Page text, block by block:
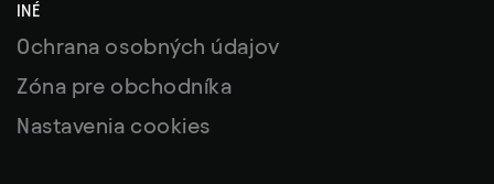
INÉ
Ochrana osobných údajov
Zóna pre obchodníka
Nastavenia cookies